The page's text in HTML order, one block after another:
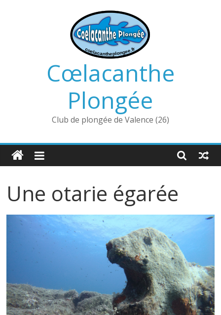
Cœlacanthe
Plongée
Club de plongée de Valence (26)
Une otarie égarée